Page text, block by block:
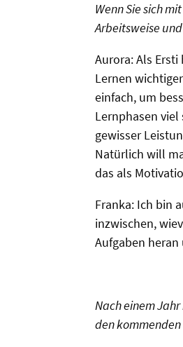
Wenn Sie sich
Arbeitsweise
Aurora: Als
Lernen
einfach, um
Lernphasen
gewisser
Natürlich will
das als
Franka: Ich bin
inzwischen,
Aufgaben
Nach einem
den